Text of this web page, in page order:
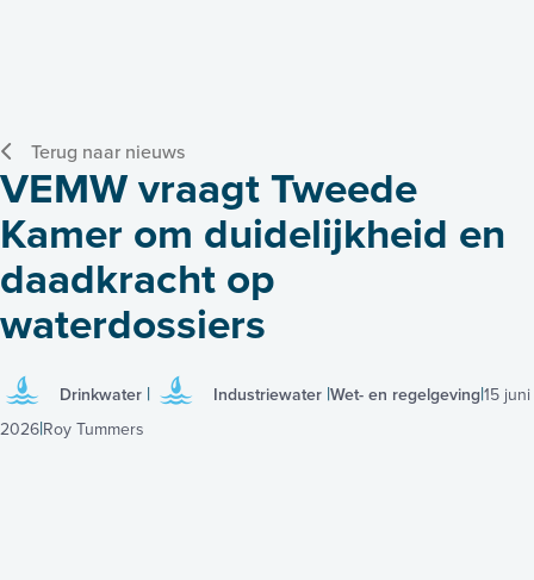
Terug naar nieuws
VEMW vraagt Tweede
Kamer om duidelijkheid en
daadkracht op
waterdossiers
Drinkwater Industriewater Wet- en regelgeving15 juni
2026 Roy Tummers